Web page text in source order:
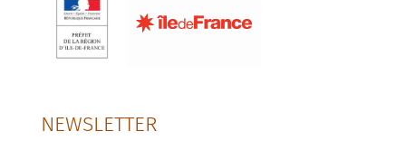
NEWSLETTER